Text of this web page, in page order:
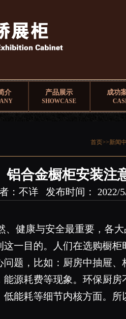
介 产品展示
SHOWCASE
成功
首页>>新闻
铝合金橱柜安装注
：不详 发布时间： 2022/
健康与安全最重要，各大
这一目的。人们在选购橱
问题，比如：厨房中抽屉
能源耗费等现象。环保厨
低能耗等细节内核方面。